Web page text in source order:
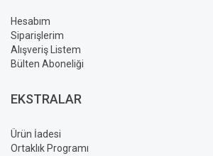
Hesabım
Siparişlerim
Alışveriş Listem
Bülten Aboneliği
EKSTRALAR
Ürün İadesi
Ortaklık Programı